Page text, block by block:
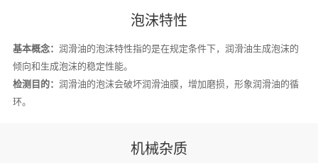
泡沫特性
基本概念： 润滑油的泡沫特性指的是在规定条件下，润滑油生成泡沫的
倾向和生成泡沫的稳定性能。
检测目的： 润滑油的泡沫会破坏润滑油膜，增加磨损，形象润滑油的循
环。
机械杂质